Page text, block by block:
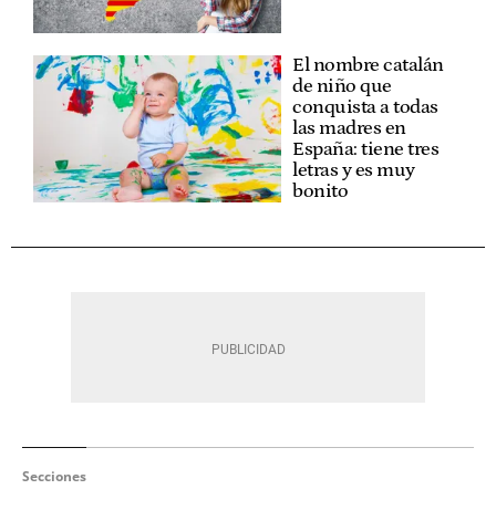
El nombre catalán
de niño que
conquista a todas
las madres en
España: tiene tres
letras y es muy
bonito
Secciones